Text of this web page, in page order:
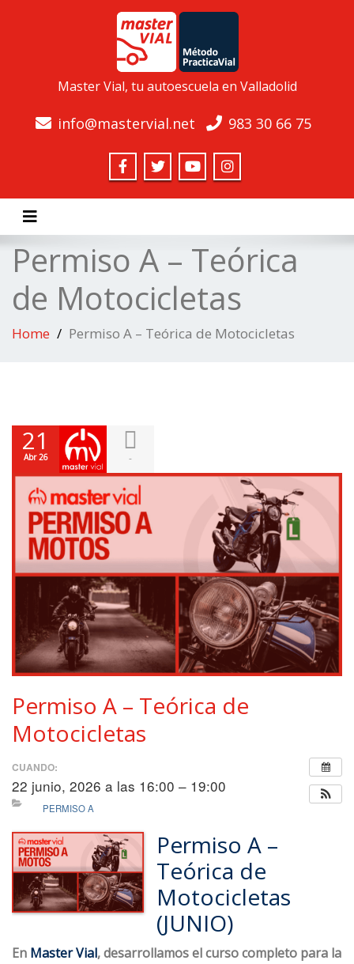
Master Vial, tu autoescuela en Valladolid
info@mastervial.net 983 30 66 75
Toggle navigation
Permiso A – Teórica
de Motocicletas
Home Permiso A – Teórica de Motocicletas
21
Abr 26 -
Permiso A – Teórica de
Motocicletas
CUANDO:
22 junio, 2026 a las 16:00 – 19:00
PERMISO A
Permiso A –
Teórica de
Motocicletas
(JUNIO)
En Master Vial, desarrollamos el curso completo para la